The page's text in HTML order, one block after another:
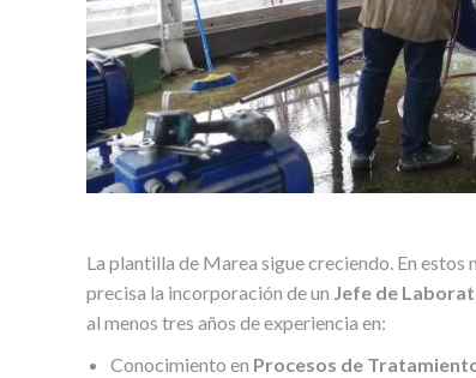
La plantilla de Marea sigue creciendo. En estos
precisa la incorporación de un Jefe de
al menos tres años de experiencia en:
Conocimiento en Procesos de